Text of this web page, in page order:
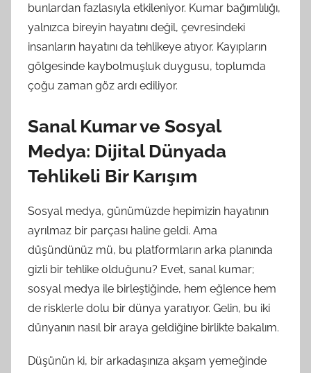
bunlardan fazlasıyla etkileniyor. Kumar bağımlılığı,
yalnızca bireyin hayatını değil, çevresindeki
insanların hayatını da tehlikeye atıyor. Kayıpların
gölgesinde kaybolmuşluk duygusu, toplumda
çoğu zaman göz ardı ediliyor.
Sanal Kumar ve Sosyal
Medya: Dijital Dünyada
Tehlikeli Bir Karışım
Sosyal medya, günümüzde hepimizin hayatının
ayrılmaz bir parçası haline geldi. Ama
düşündünüz mü, bu platformların arka planında
gizli bir tehlike olduğunu? Evet, sanal kumar;
sosyal medya ile birleştiğinde, hem eğlence hem
de risklerle dolu bir dünya yaratıyor. Gelin, bu iki
dünyanın nasıl bir araya geldiğine birlikte bakalım.
Düşünün ki, bir arkadaşınıza akşam yemeğinde